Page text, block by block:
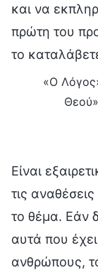
και να
πρώτη του
το
«Ο
Είναι
τις
το θέμα. Εάν
αυτά που
ανθρώπους,